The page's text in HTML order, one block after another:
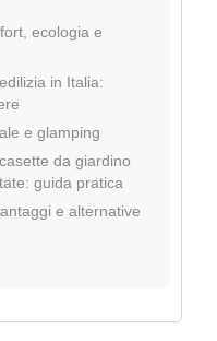
ecologia e
in Italia:
e glamping
da giardino
guida pratica
e alternative